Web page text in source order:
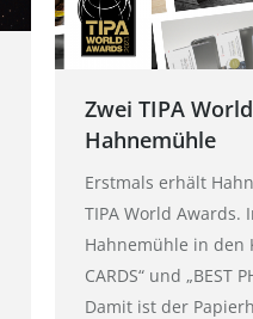
Zwei TIPA
Hahnemühle
Erstmals erhält
TIPA World Awards.
Hahnemühle in den
CARDS“ und „BEST
Damit ist der